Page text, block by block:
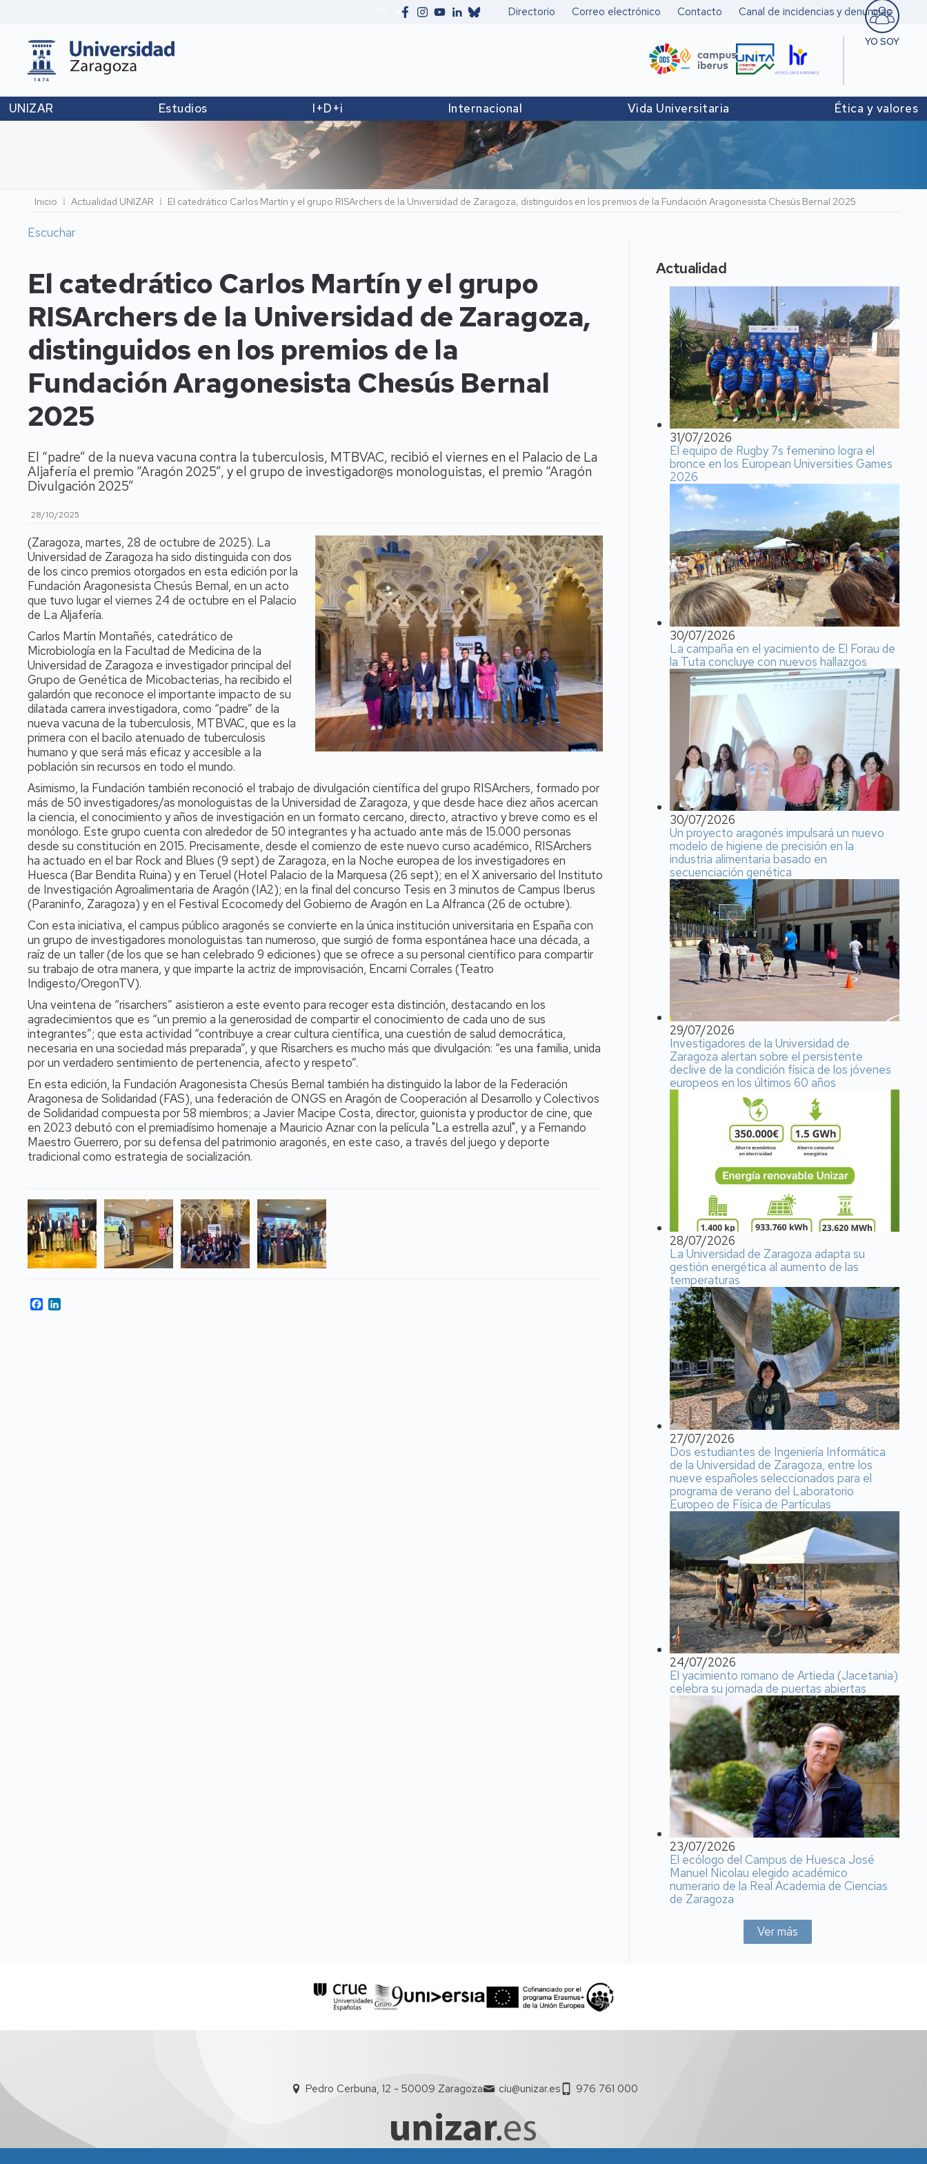
Secundario
Directorio Correo electrónico Contacto Canal de incidencias y denuncias
YO SOY
Pers.
UNIZAR Estudios I+D+i Internacional Vida Universitaria Ética y valores
Ruta
de
navegación
Inicio Actualidad UNIZAR El catedrático Carlos Martín y el grupo RISArchers de la Universidad de Zaragoza, distinguidos en los premios de la Fundación Aragonesista Chesús Bernal 2025
Escuchar
El catedrático Carlos Martín y el grupo
RISArchers de la Universidad de Zaragoza,
distinguidos en los premios de la
Fundación Aragonesista Chesús Bernal
2025
El “padre” de la nueva vacuna contra la tuberculosis, MTBVAC, recibió el viernes en el Palacio de La
Aljafería el premio “Aragón 2025”, y el grupo de investigador@s monologuistas, el premio “Aragón
Divulgación 2025”
28/10/2025
(Zaragoza, martes, 28 de octubre de 2025). La
Universidad de Zaragoza ha sido distinguida con dos
de los cinco premios otorgados en esta edición por la
Fundación Aragonesista Chesús Bernal, en un acto
que tuvo lugar el viernes 24 de octubre en el Palacio
de La Aljafería.
Carlos Martín Montañés, catedrático de
Microbiología en la Facultad de Medicina de la
Universidad de Zaragoza e investigador principal del
Grupo de Genética de Micobacterias, ha recibido el
galardón que reconoce el importante impacto de su
dilatada carrera investigadora, como “padre” de la
nueva vacuna de la tuberculosis, MTBVAC, que es la
primera con el bacilo atenuado de tuberculosis
humano y que será más eficaz y accesible a la
población sin recursos en todo el mundo.
Asimismo, la Fundación también reconoció el trabajo de divulgación científica del grupo RISArchers, formado por
más de 50 investigadores/as monologuistas de la Universidad de Zaragoza, y que desde hace diez años acercan
la ciencia, el conocimiento y años de investigación en un formato cercano, directo, atractivo y breve como es el
monólogo. Este grupo cuenta con alrededor de 50 integrantes y ha actuado ante más de 15.000 personas
desde su constitución en 2015. Precisamente, desde el comienzo de este nuevo curso académico, RISArchers
ha actuado en el bar Rock and Blues (9 sept) de Zaragoza, en la Noche europea de los investigadores en
Huesca (Bar Bendita Ruina) y en Teruel (Hotel Palacio de la Marquesa (26 sept); en el X aniversario del Instituto
de Investigación Agroalimentaria de Aragón (IA2); en la final del concurso Tesis en 3 minutos de Campus Iberus
(Paraninfo, Zaragoza) y en el Festival Ecocomedy del Gobierno de Aragón en La Alfranca (26 de octubre).
Con esta iniciativa, el campus público aragonés se convierte en la única institución universitaria en España con
un grupo de investigadores monologuistas tan numeroso, que surgió de forma espontánea hace una década, a
raíz de un taller (de los que se han celebrado 9 ediciones) que se ofrece a su personal científico para compartir
su trabajo de otra manera, y que imparte la actriz de improvisación, Encarni Corrales (Teatro
Indigesto/OregonTV).
Una veintena de “risarchers” asistieron a este evento para recoger esta distinción, destacando en los
agradecimientos que es “un premio a la generosidad de compartir el conocimiento de cada uno de sus
integrantes”; que esta actividad “contribuye a crear cultura científica, una cuestión de salud democrática,
necesaria en una sociedad más preparada”, y que Risarchers es mucho más que divulgación: “es una familia, unida
por un verdadero sentimiento de pertenencia, afecto y respeto”.
En esta edición, la Fundación Aragonesista Chesús Bernal también ha distinguido la labor de la Federación
Aragonesa de Solidaridad (FAS), una federación de ONGS en Aragón de Cooperación al Desarrollo y Colectivos
de Solidaridad compuesta por 58 miembros; a Javier Macipe Costa, director, guionista y productor de cine, que
en 2023 debutó con el premiadísimo homenaje a Mauricio Aznar con la película "La estrella azul", y a Fernando
Maestro Guerrero, por su defensa del patrimonio aragonés, en este caso, a través del juego y deporte
tradicional como estrategia de socialización.
Facebook
Actualidad
31/07/2026
El equipo de Rugby 7s femenino logra el
bronce en los European Universities Games
2026
30/07/2026
La campaña en el yacimiento de El Forau de
la Tuta concluye con nuevos hallazgos
30/07/2026
Un proyecto aragonés impulsará un nuevo
modelo de higiene de precisión en la
industria alimentaria basado en
secuenciación genética
29/07/2026
Investigadores de la Universidad de
Zaragoza alertan sobre el persistente
declive de la condición física de los jóvenes
europeos en los últimos 60 años
28/07/2026
La Universidad de Zaragoza adapta su
gestión energética al aumento de las
temperaturas
27/07/2026
Dos estudiantes de Ingeniería Informática
de la Universidad de Zaragoza, entre los
nueve españoles seleccionados para el
programa de verano del Laboratorio
Europeo de Física de Partículas
24/07/2026
El yacimiento romano de Artieda (Jacetania)
celebra su jornada de puertas abiertas
23/07/2026
El ecólogo del Campus de Huesca José
Manuel Nicolau elegido académico
numerario de la Real Academia de Ciencias
de Zaragoza
Ver más
Pedro Cerbuna, 12 - 50009 Zaragoza ciu@unizar.es 976 761 000